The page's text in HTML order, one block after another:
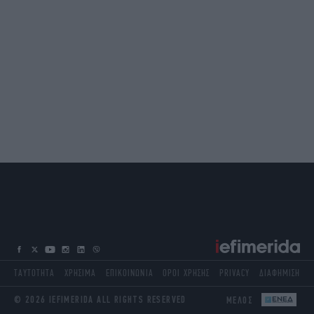
© 2026 IEFIMERIDA ALL RIGHTS RESERVED ΜΕΛΟΣ
ΤΑΥΤΟΤΗΤΑ ΧΡΗΣΙΜΑ ΕΠΙΚΟΙΝΩΝΙΑ ΟΡΟΙ ΧΡΗΣΗΣ PRIVACY ΔΙΑΦΗΜΙΣΗ